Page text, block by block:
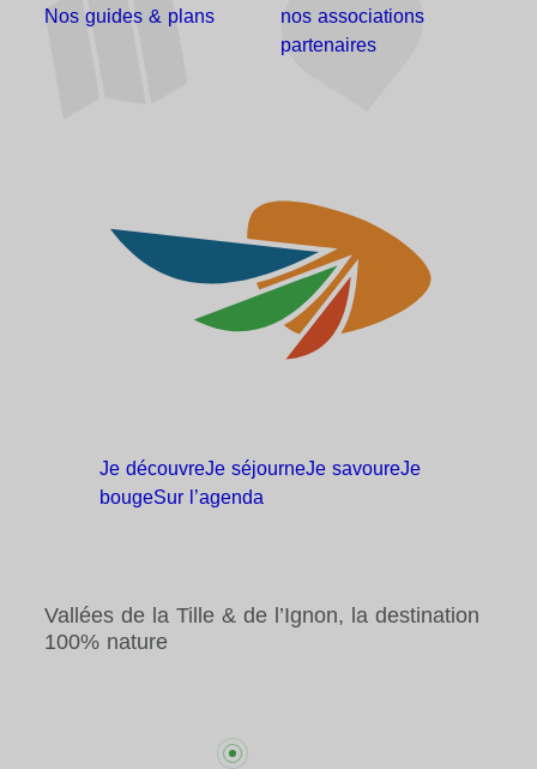
Nos guides & plans
nos associations
partenaires
Je découvreJe séjourneJe savoureJe
bougeSur l’agenda
Vallées de la Tille & de l’Ignon, la destination
100% nature